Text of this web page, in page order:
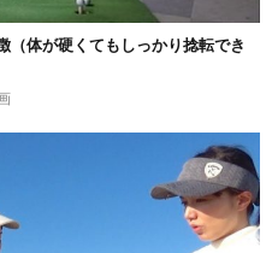
（体が硬くてもしっかり捻転でき